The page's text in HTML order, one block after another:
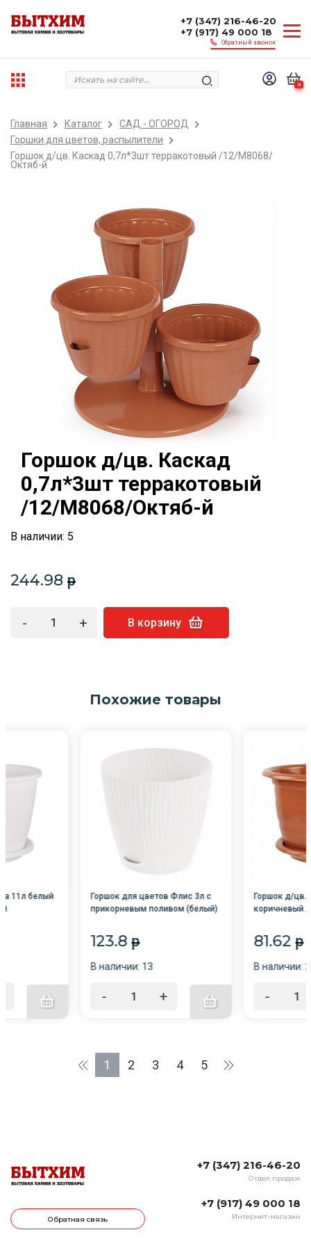
+7 (347) 216-46-20
+7 (917) 49 000 18
Обратный звонок
0
Главная Каталог
САД - ОГОРОД
Горшки для цветов, распылители
Горшок д/цв. Каскад 0,7л*3шт терракотовый /12/М8068/
Октяб-й
Горшок д/цв. Каскад
0,7л*3шт терракотовый
/12/М8068/Октяб-й
В наличии: 5
244.98 p
- + В корзину
Похожие товары
11л белый
й
Горшок для цветов Флис 3л с
прикорневым поливом (белый)
123.8 p
В наличии: 13
- +
Горшок д/цв.
коричневый
81.62 p
В наличии:
-
1 2 3 4 5
Обратная связь
+7 (347) 216-46-20
Отдел продаж
+7 (917) 49 000 18
Интернет-магазин